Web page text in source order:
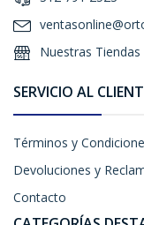
Nuestras Tiendas
SERVICIO AL
Términos y
Devoluciones y
Contacto